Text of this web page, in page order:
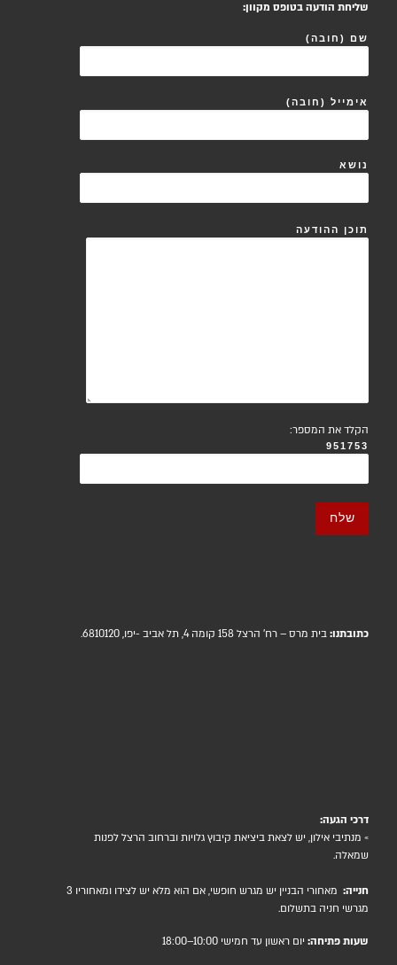
שליחת הודעה בטופס מקוון:
שם (חובה)
אימייל (חובה)
נושא
תוכן ההודעה
הקלד את המספר:
951753
כתובתנו:בית מרס – רח' הרצל 158 קומה 4, תל אביב -יפו, 6810120.
דרכי הגעה:
» מנתיבי אילון, יש לצאת ביציאת קיבוץ גלויות וברחוב הרצל לפנות
שמאלה.
חנייה:
מאחורי הבניין יש מגרש חופשי, אם הוא מלא יש לצידו ומאחוריו 3
מגרשי חניה בתשלום.
שעות פתיחה: יום ראשון עד חמישי 10:00–18:00